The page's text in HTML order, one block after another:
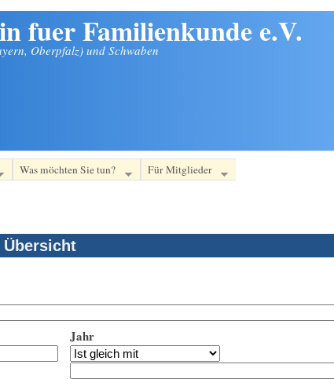
fuer Familienkunde e.V.
Oberpfalz) und Schwaben
Was möchten Sie tun? Für Mitglieder
Jahr